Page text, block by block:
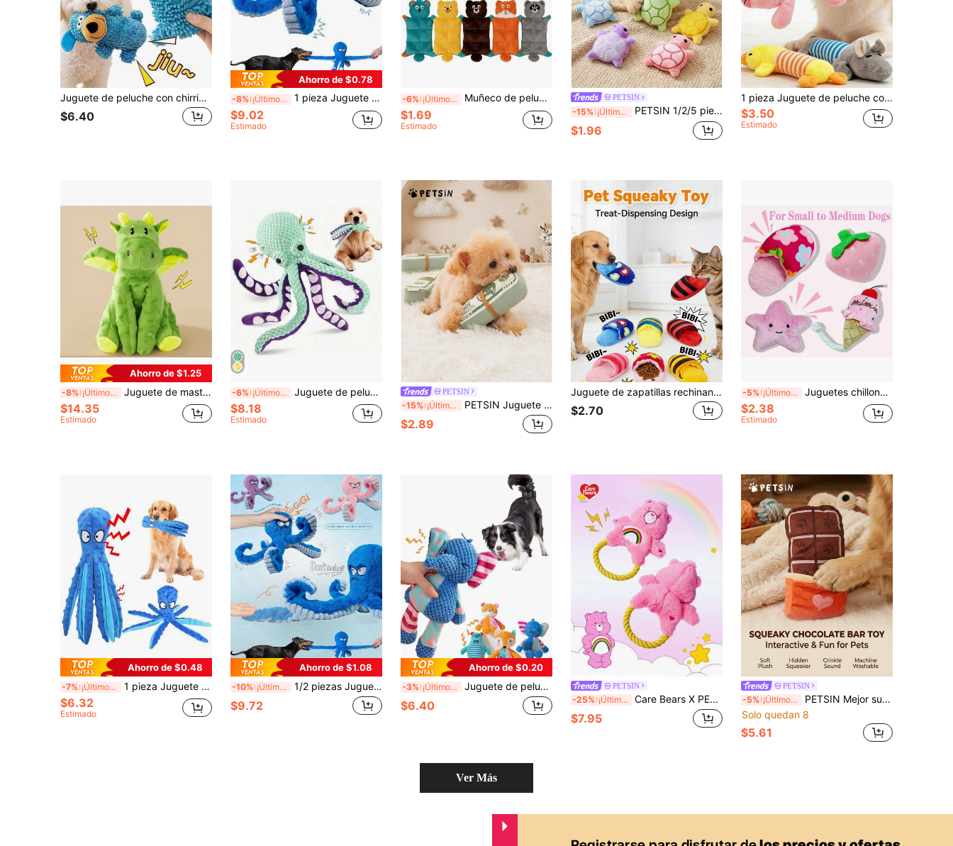
Juguete de peluche con chirrido para perros, juguete de masticación interactivo de peluche suave para masticadores agresivos, cachorros en período de dentición, perros pequeños, medianos y grandes, lavable a máquina, alivio de la ansiedad, regalo de cumpleaños, costuras reforzadas, resistente a mordeduras, juguete de peluche con chirrido
$6.40
Ahorro de $0.78
-8% ¡Últimos 3 días 1 pieza Juguete masticable de peluche duradero, juguete interactivo con chirrido para tirar de la para perros grandes, juguete con sonido de crujido para mascotas, juguete cálido para cachorros, mejor regalo para la mamá del perro
$9.02
Estimado
-6% ¡Últimos 3 días Muñeco de peluche con sonido lindo - Oso marrón, ardilla, zorro, koala, mapache, conejo, con chip de sonido BIBI, resistente a masticar, adecuado para perros y gatos medianos y grandes, y materiales
$1.69
Estimado
PETSIN
-15% ¡Últimos 3 días PETSIN 1/2/5 piezas Mini Muñeco de Peluche de Tortuga Lindo para Perros, Muñeco con Sonido de Chirrido para Dentición de Perros, Suave y Beneficioso para la Salud Dental, Adecuado para Cachorros y Razas de Perros Pequeños, Sin Baterías Requeridas
$1.96
1 pieza Juguete de peluche con chillido para mascotas, Cerdo rosa/Elefante gris/Pato amarillo, con silbato incorporado, muñeco de peluche lindo, ayuda a limpiar los dientes de las mascotas, masajea las encías, alivia la molestia de la dentición, adecuado para gatos y perros medianos/pequeños, interacción en el hogar, masticación, entretenimiento solitario, muñeco de mascota, suministros para mascotas
$3.50
Estimado
Ahorro de $1.25
-8% ¡Últimos 3 días Juguete de masticar para perro con forma de dinosaurio, juguetes chillones duraderos para perro, juguetes chillones de dibujos animados para cachorros, juguetes de peluche de dragón lindo para perro, con forma de pterosaurio, con sonido, duradero y resistente a mordidas, ayuda al crecimiento del perro, adecuado para perros pequeños y medianos
$14.35
Estimado
-6% ¡Últimos 3 días Juguete de peluche mediano en forma de pulpo con chirrido - Juguete masticable interactivo y duradero para perros medianos, en color azul verdoso y morado con ventosas blancas, excelente para jugar y entrenar
$8.18
Estimado
PETSIN
-15% ¡Últimos 3 días PETSIN Juguete masticable con chillido de peluche para perros pequeños/medianos, Corgi, Labrador, suministros de entretenimiento para mascotas
$2.89
Juguete de zapatillas rechinantes para mascotas, juguete de vocalización para cachorros, juguete rechinante de llamada BB, juguete interactivo resistente a mordeduras, suministros para mascotas, juguetes para mascotas
$2.70
-5% ¡Últimos 3 días Juguetes chillones para perros en lote para cachorros pequeños, juguetes de peluche rellenos para masticar para perros pequeños y medianos, juguetes para mascotas con chilladores para cachorros en dentición, estilo lindo ROSA, juguetes interactivos con chillido para diversión y limpieza de dientes, juguetes de peluche pequeños para masticar para cachorros - Estrella rosa, Fresas,
$2.38
Estimado
Ahorro de $0.48
-7% ¡Últimos 3 días 1 pieza Juguete sonoro para mascotas, juguete de perro, juguete con forma de pulpo para perros, juguete interactivo
$6.32
Estimado
Ahorro de $1.08
-10% ¡Últimos 3 días 1/2 piezas Juguetes duraderos para perros, Juguetes de peluche para masticar, Juguetes grandes para perros (manténgalos ocupados), Juguetes interactivos para perros, Juguetes con chillido para perros, Juguetes de tira y afloja para perros, Juguetes de mascota con crujido, Juguetes cálidos para cachorros con sonido, Mejor mamá de perro, Juguetes con forma de pulpo
$9.72
Ahorro de $0.20
-3% ¡Últimos 3 días Juguete de peluche resistente y chillón con forma de elefante y zorro para perros - Resistente a mordidas, diseño de limpieza de dientes, adecuado para todas las razas de perros, regalo ideal para perros pequeños y medianos en días festivos.
$6.40
PETSIN
-25% ¡Últimos 3 días Care Bears X PETSIN 1 pieza Juguete para perro con forma de oso rosa con sonido BB incorporado, diseño de dibujos animados lindo, excelente para juego interactivo, molienda y limpieza de dientes, adecuado para diversión diaria, juego al aire libre, entretenimiento en casa solo, también un regalo personalizado único para el cumpleaños o aniversario de la mascota
$7.95
PETSIN
-5% ¡Últimos 3 días
PETSIN Mejor suministro para mascotas Juguete de masticar interactivo con chillido para perros, juguetes ideales para perros masticadores, perros pequeños, medianos y grandes, y amantes del juego de buscar, juguete para perros con forma de chocolate
Solo quedan 8
$5.61
Ver Más